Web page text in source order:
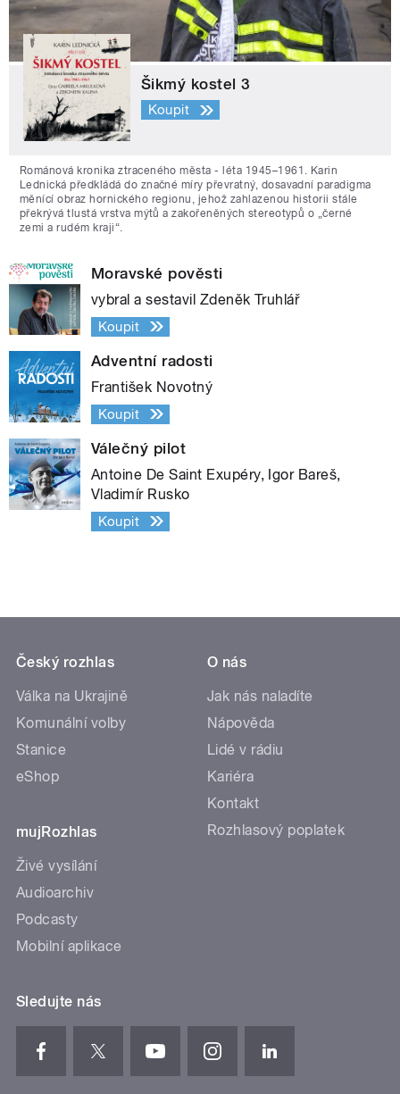
Šikmý kostel 3
Koupit
Románová kronika ztraceného města - léta 1945–1961. Karin
Lednická předkládá do značné míry převratný, dosavadní paradigma
měnící obraz hornického regionu, jehož zahlazenou historii stále
překrývá tlustá vrstva mýtů a zakořeněných stereotypů o „černé
zemi a rudém kraji“.
Moravské pověsti
vybral a sestavil Zdeněk Truhlář
Koupit
Adventní radosti
František Novotný
Koupit
Válečný pilot
Antoine De Saint Exupéry, Igor Bareš,
Vladimír Rusko
Koupit
Český rozhlas
Válka na Ukrajině
Komunální volby
Stanice
eShop
mujRozhlas
Živé vysílání
Audioarchiv
Podcasty
Mobilní aplikace
O nás
Jak nás naladíte
Nápověda
Lidé v rádiu
Kariéra
Kontakt
Rozhlasový poplatek
Sledujte nás